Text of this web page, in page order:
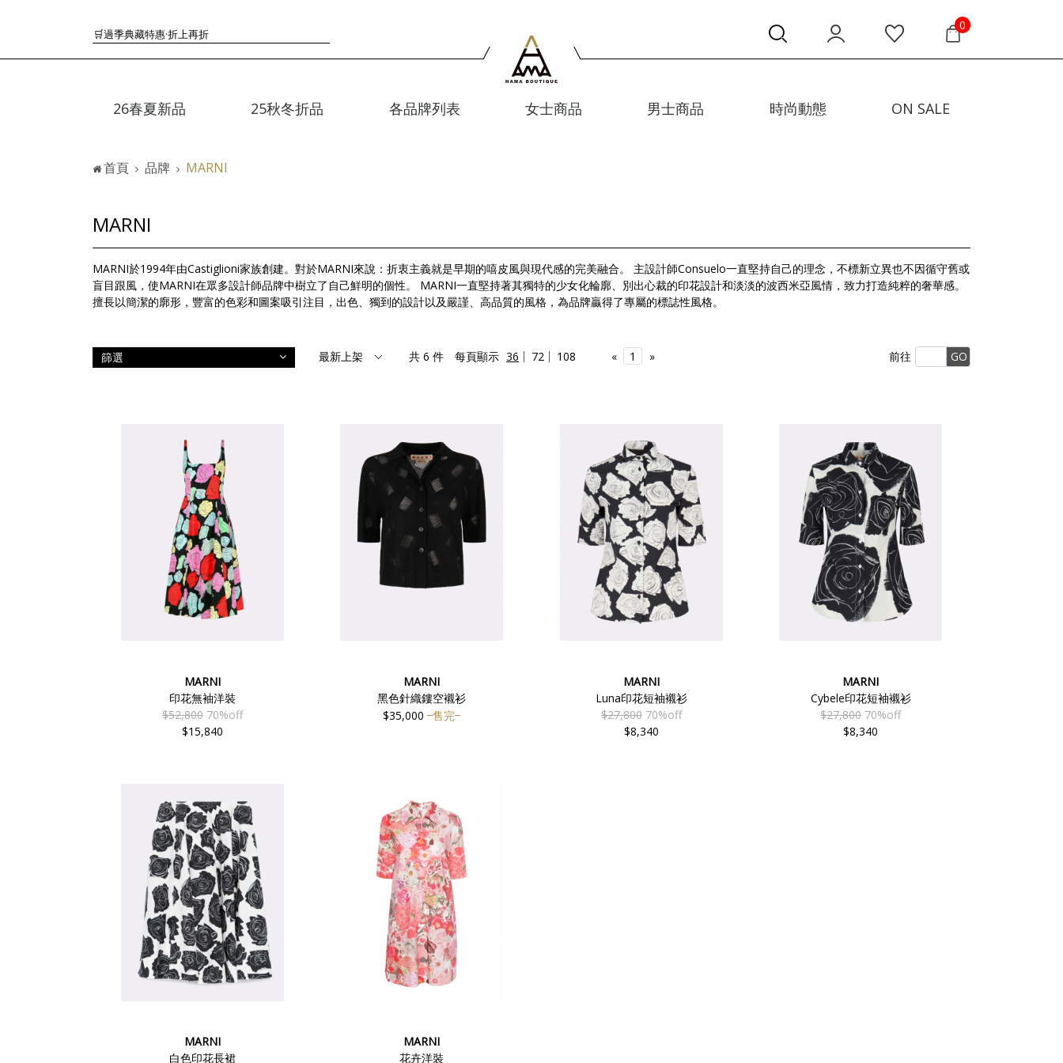
🛒過季典藏特惠·折上再折
👜大容量包款美學從不只是收納
🟤TODS的義大利經典美學超越了短暫流行
👜大容量包款美學從不只是收納
0
26春夏新品 25秋冬折品 各品牌列表 女士商品 男士商品 時尚動態 ON SALE
首頁 品牌 MARNI
MARNI
MARNI於1994年由Castiglioni家族創建。對於MARNI來說：折衷主義就是早期的嘻皮風與現代感的完美融合。 主設計師Consuelo一直堅持自己的理念，不標新立異也不因循守舊或
盲目跟風，使MARNI在眾多設計師品牌中樹立了自己鮮明的個性。 MARNI一直堅持著其獨特的少女化輪廓、別出心裁的印花設計和淡淡的波西米亞風情，致力打造純粹的奢華感。
擅長以簡潔的廓形，豐富的色彩和圖案吸引注目，出色、獨到的設計以及嚴謹、高品質的風格，為品牌贏得了專屬的標誌性風格。
篩選 共 6 件 每頁顯示 36 72 108 « 1 » 前往 GO
MARNI
印花無袖洋裝
$52,800 70%off
$15,840
MARNI
黑色針織鏤空襯衫
$35,000
售完
MARNI
Luna印花短袖襯衫
$27,800 70%off
$8,340
MARNI
Cybele印花短袖襯衫
$27,800 70%off
$8,340
MARNI
白色印花長裙
MARNI
花卉洋裝